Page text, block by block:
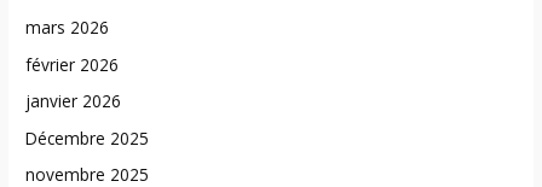
mars 2026
février 2026
janvier 2026
Décembre 2025
novembre 2025